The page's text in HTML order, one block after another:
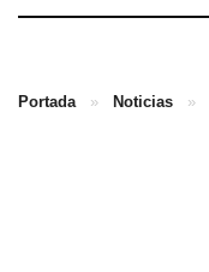
Portada » Noticias »